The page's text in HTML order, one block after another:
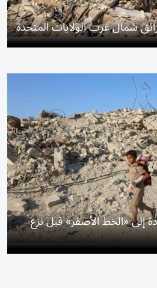
شمال غرب الولايات المتحدة
إلى «الخط الأصفر» قبل نزع